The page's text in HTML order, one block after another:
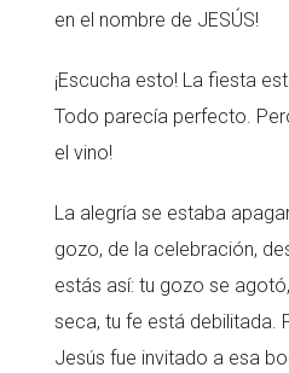
en el nombre de JESÚS!
¡Escucha esto! La fiesta
Todo parecía perfecto.
el vino!
La alegría se estaba
gozo, de la celebración,
estás así: tu gozo se
seca, tu fe está debilitada.
Jesús fue invitado a esa